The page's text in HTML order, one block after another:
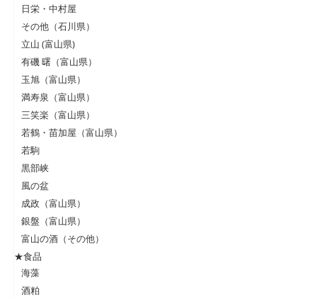
日栄・中村屋
その他（石川県）
立山 (富山県)
有磯 曙（富山県）
玉旭（富山県）
満寿泉（富山県）
三笑楽（富山県）
若鶴・苗加屋（富山県）
若駒
黒部峡
風の盆
成政（富山県）
銀盤（富山県）
富山の酒（その他）
★食品
海藻
酒粕